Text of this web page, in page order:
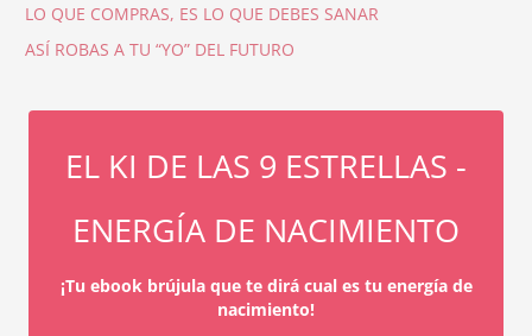
LO QUE COMPRAS, ES LO QUE DEBES SANAR
ASÍ ROBAS A TU “YO” DEL FUTURO
EL KI DE LAS 9 ESTRELLAS -
ENERGÍA DE NACIMIENTO
¡Tu ebook brújula que te dirá cual es tu energía de
nacimiento!